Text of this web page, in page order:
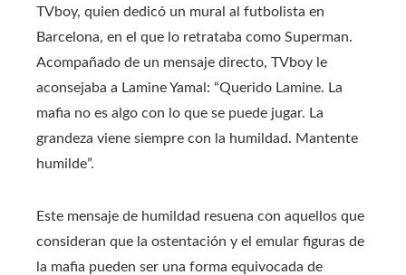
TVboy, quien dedicó un mural al futbolista en
Barcelona, en el que lo retrataba como Superman.
Acompañado de un mensaje directo, TVboy le
aconsejaba a Lamine Yamal: “Querido Lamine. La
mafia no es algo con lo que se puede jugar. La
grandeza viene siempre con la humildad. Mantente
humilde”.
Este mensaje de humildad resuena con aquellos que
consideran que la ostentación y el emular figuras de
la mafia pueden ser una forma equivocada de